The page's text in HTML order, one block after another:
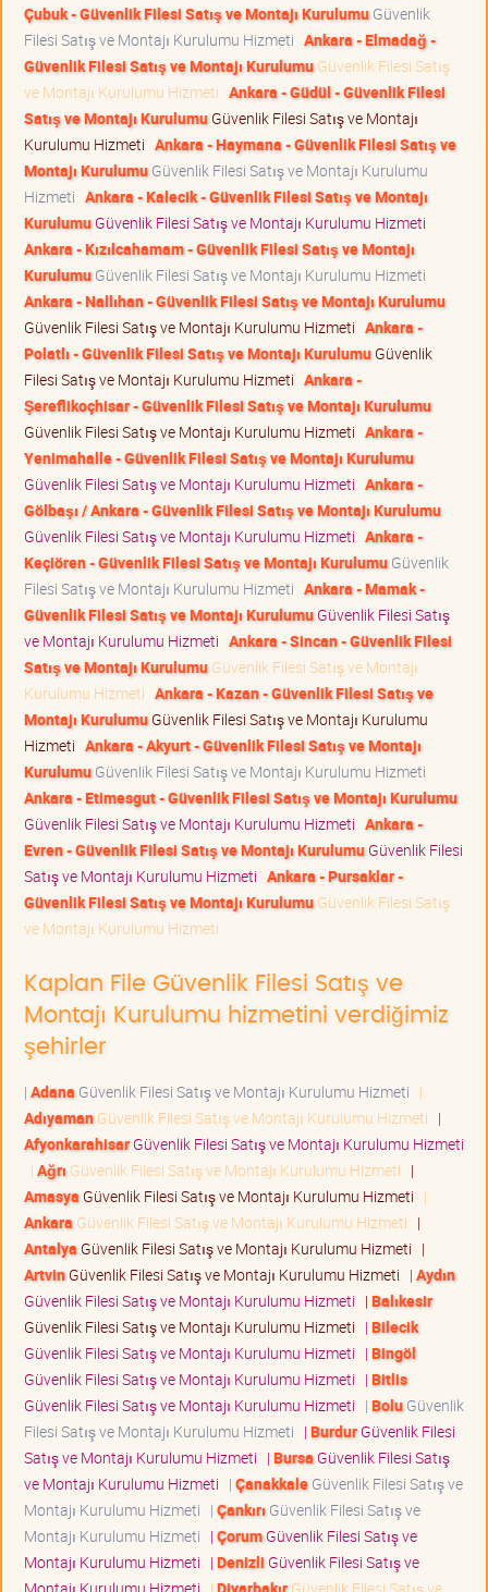
Çubuk - Güvenlik Filesi Satış ve Montajı KurulumuGüvenlik
Filesi Satış ve Montajı Kurulumu Hizmeti Ankara - Elmadağ -
Güvenlik Filesi Satış ve Montajı KurulumuGüvenlik Filesi Satış
ve Montajı Kurulumu Hizmeti Ankara - Güdül - Güvenlik Filesi
Satış ve Montajı KurulumuGüvenlik Filesi Satış ve Montajı
Kurulumu Hizmeti Ankara - Haymana - Güvenlik Filesi Satış ve
Montajı KurulumuGüvenlik Filesi Satış ve Montajı Kurulumu
Hizmeti Ankara - Kalecik - Güvenlik Filesi Satış ve Montajı
KurulumuGüvenlik Filesi Satış ve Montajı Kurulumu Hizmeti
Ankara - Kızılcahamam - Güvenlik Filesi Satış ve Montajı
KurulumuGüvenlik Filesi Satış ve Montajı Kurulumu Hizmeti
Ankara - Nallıhan - Güvenlik Filesi Satış ve Montajı Kurulumu
Güvenlik Filesi Satış ve Montajı Kurulumu Hizmeti Ankara -
Polatlı - Güvenlik Filesi Satış ve Montajı KurulumuGüvenlik
Filesi Satış ve Montajı Kurulumu Hizmeti Ankara -
Şereflikoçhisar - Güvenlik Filesi Satış ve Montajı Kurulumu
Güvenlik Filesi Satış ve Montajı Kurulumu Hizmeti Ankara -
Yenimahalle - Güvenlik Filesi Satış ve Montajı Kurulumu
Güvenlik Filesi Satış ve Montajı Kurulumu Hizmeti Ankara -
Gölbaşı / Ankara - Güvenlik Filesi Satış ve Montajı Kurulumu
Güvenlik Filesi Satış ve Montajı Kurulumu Hizmeti Ankara -
Keçiören - Güvenlik Filesi Satış ve Montajı KurulumuGüvenlik
Filesi Satış ve Montajı Kurulumu Hizmeti Ankara - Mamak -
Güvenlik Filesi Satış ve Montajı KurulumuGüvenlik Filesi Satış
ve Montajı Kurulumu Hizmeti Ankara - Sincan - Güvenlik Filesi
Satış ve Montajı KurulumuGüvenlik Filesi Satış ve Montajı
Kurulumu Hizmeti Ankara - Kazan - Güvenlik Filesi Satış ve
Montajı KurulumuGüvenlik Filesi Satış ve Montajı Kurulumu
Hizmeti Ankara - Akyurt - Güvenlik Filesi Satış ve Montajı
KurulumuGüvenlik Filesi Satış ve Montajı Kurulumu Hizmeti
Ankara - Etimesgut - Güvenlik Filesi Satış ve Montajı Kurulumu
Güvenlik Filesi Satış ve Montajı Kurulumu Hizmeti Ankara -
Evren - Güvenlik Filesi Satış ve Montajı KurulumuGüvenlik Filesi
Satış ve Montajı Kurulumu Hizmeti Ankara - Pursaklar -
Güvenlik Filesi Satış ve Montajı KurulumuGüvenlik Filesi Satış
ve Montajı Kurulumu Hizmeti
Kaplan File Güvenlik Filesi Satış ve
Montajı Kurulumu hizmetini verdiğimiz
şehirler
| Adana Güvenlik Filesi Satış ve Montajı Kurulumu Hizmeti |
AdıyamanGüvenlik Filesi Satış ve Montajı Kurulumu Hizmeti |
AfyonkarahisarGüvenlik Filesi Satış ve Montajı Kurulumu Hizmeti
| Ağrı Güvenlik Filesi Satış ve Montajı Kurulumu Hizmeti |
Amasya Güvenlik Filesi Satış ve Montajı Kurulumu Hizmeti |
Ankara Güvenlik Filesi Satış ve Montajı Kurulumu Hizmeti |
Antalya Güvenlik Filesi Satış ve Montajı Kurulumu Hizmeti |
ArtvinGüvenlik Filesi Satış ve Montajı Kurulumu Hizmeti | Aydın
Güvenlik Filesi Satış ve Montajı Kurulumu Hizmeti | Balıkesir
Güvenlik Filesi Satış ve Montajı Kurulumu Hizmeti | Bilecik
Güvenlik Filesi Satış ve Montajı Kurulumu Hizmeti | Bingöl
Güvenlik Filesi Satış ve Montajı Kurulumu Hizmeti | Bitlis
Güvenlik Filesi Satış ve Montajı Kurulumu Hizmeti | BoluGüvenlik
Filesi Satış ve Montajı Kurulumu Hizmeti | BurdurGüvenlik Filesi
Satış ve Montajı Kurulumu Hizmeti | Bursa Güvenlik Filesi Satış
ve Montajı Kurulumu Hizmeti | ÇanakkaleGüvenlik Filesi Satış ve
Montajı Kurulumu Hizmeti | Çankırı Güvenlik Filesi Satış ve
Montajı Kurulumu Hizmeti | ÇorumGüvenlik Filesi Satış ve
Montajı Kurulumu Hizmeti | Denizli Güvenlik Filesi Satış ve